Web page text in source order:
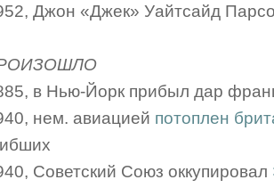
Джон «Джек» Уайтсайд
в Нью-Йорк прибыл дар
нем. авиацией потоплен
Советский Союз оккупировал